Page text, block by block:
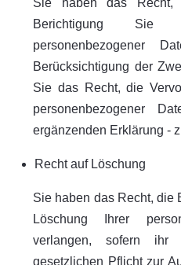
Sie haben das Recht,
Berichtigung Sie
personenbezogener
Berücksichtigung der
Sie das Recht, die
personenbezogener
ergänzenden Erklärung -
Recht auf Löschung
Sie haben das Recht, die
Löschung Ihrer
verlangen, sofern
gesetzlichen Pflicht zur